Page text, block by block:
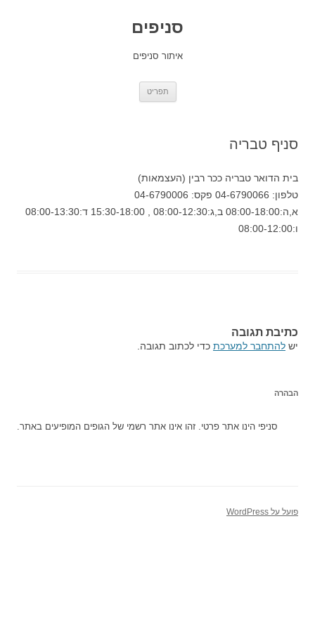
סניפים
איתור סניפים
תפריט
סניף טבריה
בית הדואר טבריה ככר רבין (העצמאות)
טלפון: 04-6790066 פקס: 04-6790006
א,ה:08:00-18:00 ב,ג:08:00-12:30 , 15:30-18:00 ד:08:00-13:30
ו:08:00-12:00
כתיבת תגובה
יש להתחבר למערכת כדי לכתוב תגובה.
הבהרה
סניפי הינו אתר פרטי. זהו אינו אתר רשמי של הגופים המופיעים באתר.
פועל על WordPress